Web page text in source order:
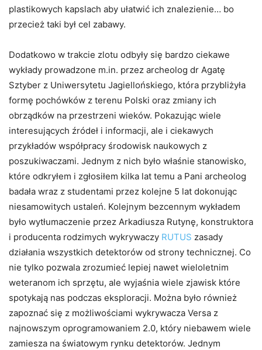
plastikowych kapslach aby ułatwić ich znalezienie… bo
przecież taki był cel zabawy.
Dodatkowo w trakcie zlotu odbyły się bardzo ciekawe
wykłady prowadzone m.in. przez archeolog dr Agatę
Sztyber z Uniwersytetu Jagiellońskiego, która przybliżyła
formę pochówków z terenu Polski oraz zmiany ich
obrządków na przestrzeni wieków. Pokazując wiele
interesujących źródeł i informacji, ale i ciekawych
przykładów współpracy środowisk naukowych z
poszukiwaczami. Jednym z nich było właśnie stanowisko,
które odkryłem i zgłosiłem kilka lat temu a Pani archeolog
badała wraz z studentami przez kolejne 5 lat dokonując
niesamowitych ustaleń. Kolejnym bezcennym wykładem
było wytłumaczenie przez Arkadiusza Rutynę, konstruktora
i producenta rodzimych wykrywaczy RUTUS zasady
działania wszystkich detektorów od strony technicznej. Co
nie tylko pozwala zrozumieć lepiej nawet wieloletnim
weteranom ich sprzętu, ale wyjaśnia wiele zjawisk które
spotykają nas podczas eksploracji. Można było również
zapoznać się z możliwościami wykrywacza Versa z
najnowszym oprogramowaniem 2.0, który niebawem wiele
zamiesza na światowym rynku detektorów. Jednym